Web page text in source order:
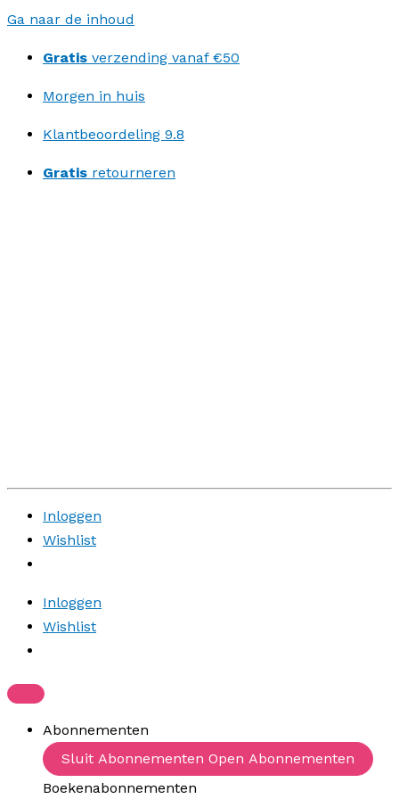
Ga naar de inhoud
Gratis verzending vanaf €50
Morgen in huis
Klantbeoordeling 9.8
Gratis retourneren
Inloggen
Wishlist
Inloggen
Wishlist
Abonnementen
Sluit Abonnementen Open Abonnementen
Boekenabonnementen